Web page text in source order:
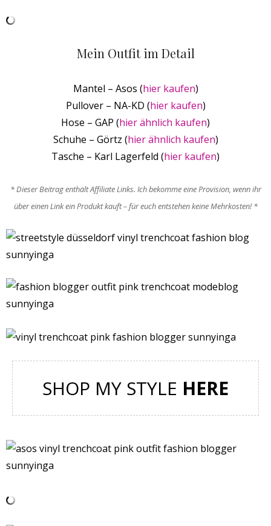
Mein Outfit im Detail
Mantel – Asos (hier kaufen)
Pullover – NA-KD (hier kaufen)
Hose – GAP (hier ähnlich kaufen)
Schuhe – Görtz (hier ähnlich kaufen)
Tasche – Karl Lagerfeld (hier kaufen)
* Dieser Beitrag enthält Affiliate Links. Ich bekomme eine Provision, wenn ihr
über einen Link ein Produkt kauft – für euch entstehen keine Mehrkosten! *
SHOP MY STYLE HERE